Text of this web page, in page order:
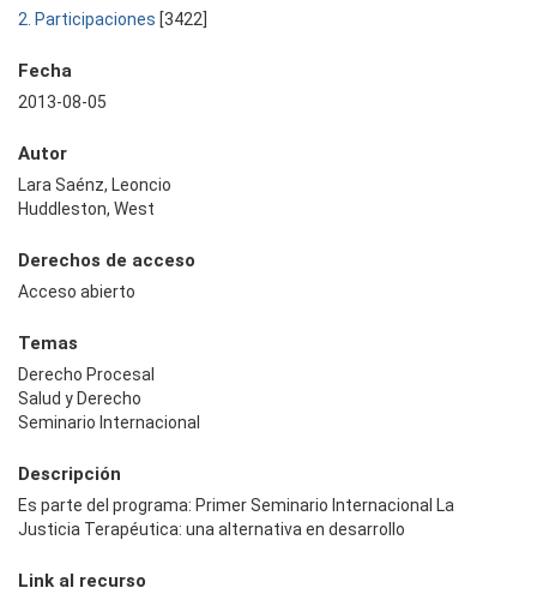
2. Participaciones [3422]
Fecha
2013-08-05
Autor
Lara Saénz, Leoncio
Huddleston, West
Derechos de acceso
Acceso abierto
Temas
Derecho Procesal
Salud y Derecho
Seminario Internacional
Descripción
Es parte del programa: Primer Seminario Internacional La
Justicia Terapéutica: una alternativa en desarrollo
Link al recurso